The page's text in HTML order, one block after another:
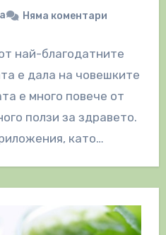
Няма коментари
най-благодатните
е дала на човешките
е много повече от
ползи за здравето.
като…